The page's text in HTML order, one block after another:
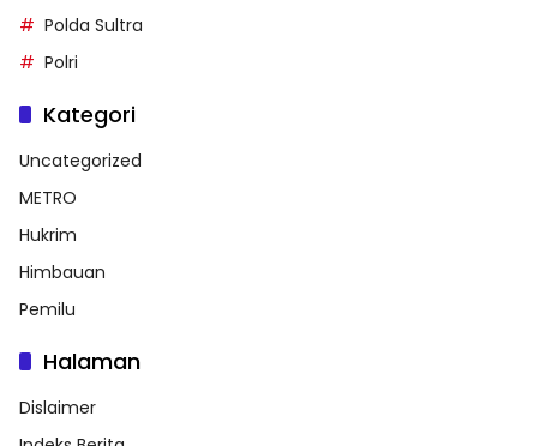
Polda Sultra
Polri
Kategori
Uncategorized
METRO
Hukrim
Himbauan
Pemilu
Halaman
Dislaimer